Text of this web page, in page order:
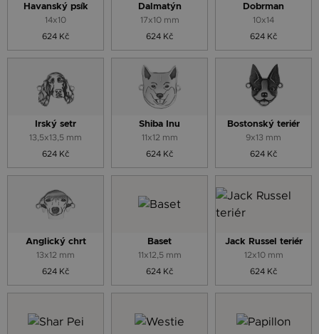
Havanský psík
14x10
624 Kč
Dalmatýn
17x10 mm
624 Kč
Dobrman
10x14
624 Kč
Irský setr
13,5x13,5 mm
624 Kč
Shiba Inu
11x12 mm
624 Kč
Bostonský teriér
9x13 mm
624 Kč
Anglický chrt
13x12 mm
624 Kč
Baset
11x12,5 mm
624 Kč
Jack Russel teriér
12x10 mm
624 Kč